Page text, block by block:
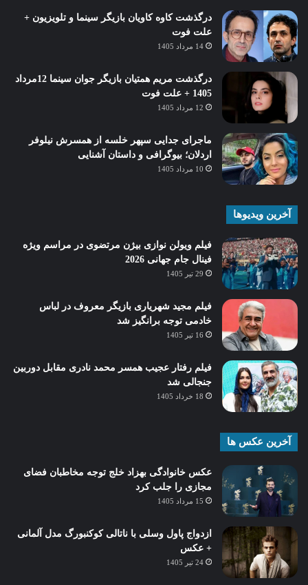
درگذشت کاوه کاویان بازیگر سینما و تلویزیون +
علت فوت
14 مرداد 1405
درگذشت مریم همتیان بازیگر جوان سینما 12مرداد
1405 + علت فوت
12 مرداد 1405
ماجرای جدایی سپهر خلسه از همسرش نیلوفر
اردلان؛ بیوگرافی و داستان آشنایی
10 مرداد 1405
آخرین ویدیوها
فیلم ویولن نوازی بیژن مرتضوی در مراسم ویژه
فینال جام جهانی 2026
29 تیر 1405
فیلم مجید شهریاری بازیگر معروف در لباس
خادمی توجه برانگیز شد
16 تیر 1405
فیلم رفتار عجیب همسر محمد نادری مقابل دوربین
جنجالی شد
18 خرداد 1405
آخرین عکس ها
عکس خانوادگی بهزاد خلج توجه مخاطبان فضای
مجازی را جلب کرد
15 مرداد 1405
ازدواج پاول وسلی با ناتالی کوکنبورگ مدل آلمانی
+ عکس
24 تیر 1405